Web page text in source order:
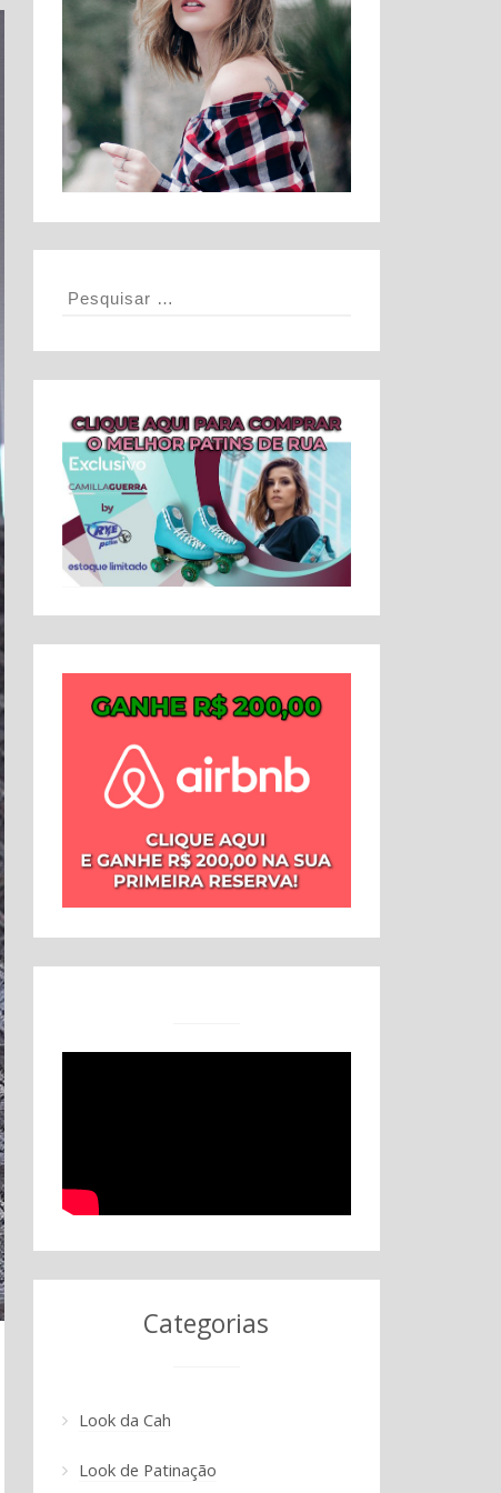
Categorias
Look da Cah
Look de Patinação